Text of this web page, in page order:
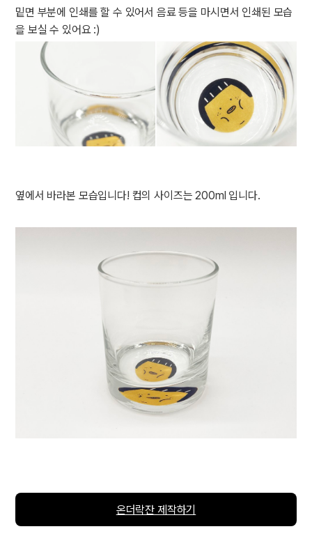
밑면 부분에 인쇄를 할 수 있어서 음료 등을 마시면서 인쇄된 모습
을 보실 수 있어요 :)
옆에서 바라본 모습입니다! 컵의 사이즈는 200ml 입니다.
온더락잔 제작하기